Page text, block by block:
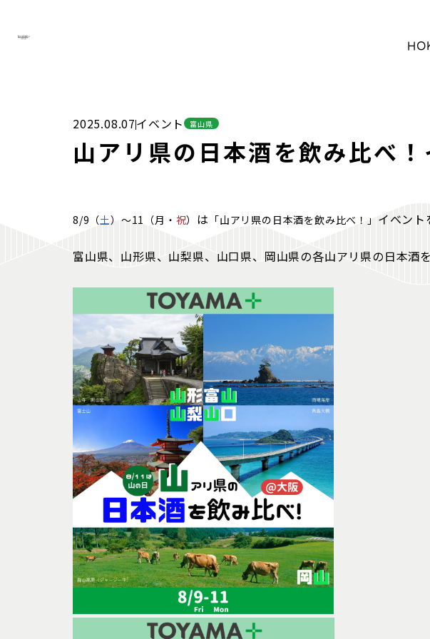
山アリ県の日本酒を飲み比べ
2025.08.07イベント 富山県
8/9（土）～11（月・ 祝） は 「山アリ県の日本酒を飲み比べ！」 イベント
富山県、山形県、山梨県、山口県、岡山県の各山アリ県の日本酒